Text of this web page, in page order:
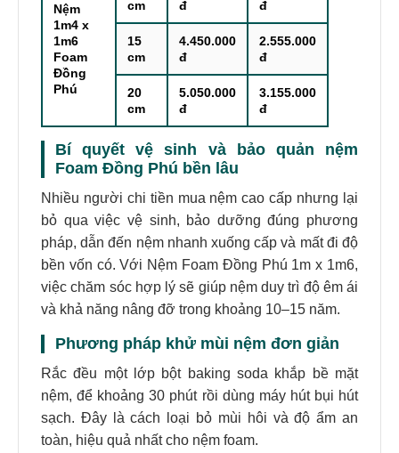
Nệm
1m4 x
1m6
Foam
Đồng
Phú
cm
đ
đ
15
cm
4.450.000
đ
2.555.000
đ
20
cm
5.050.000
đ
3.155.000
đ
Bí quyết vệ sinh và bảo quản nệm
Foam Đồng Phú bền lâu
Nhiều người chi tiền mua nệm cao cấp nhưng lại
bỏ qua việc vệ sinh, bảo dưỡng đúng phương
pháp, dẫn đến nệm nhanh xuống cấp và mất đi độ
bền vốn có. Với Nệm Foam Đồng Phú 1m x 1m6,
việc chăm sóc hợp lý sẽ giúp nệm duy trì độ êm ái
và khả năng nâng đỡ trong khoảng 10–15 năm.
Phương pháp khử mùi nệm đơn giản
Rắc đều một lớp bột baking soda khắp bề mặt
nệm, để khoảng 30 phút rồi dùng máy hút bụi hút
sạch. Đây là cách loại bỏ mùi hôi và độ ẩm an
toàn, hiệu quả nhất cho nệm foam.